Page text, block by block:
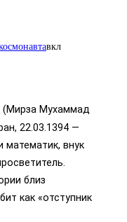
вкл
(Мирза Мухаммад
22.03.1394 —
математик, внук
близ
как «отступник